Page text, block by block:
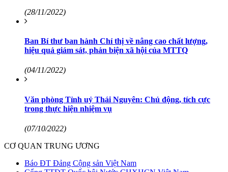
(28/11/2022)
Ban Bí thư ban hành Chỉ thị về nâng cao chất lượng,
hiệu quả giám sát, phản biện xã hội của MTTQ
(04/11/2022)
Văn phòng Tỉnh uỷ Thái Nguyên: Chủ động, tích cực
trong thực hiện nhiệm vụ
(07/10/2022)
CƠ QUAN TRUNG ƯƠNG
Báo ĐT Đảng Cộng sản Việt Nam